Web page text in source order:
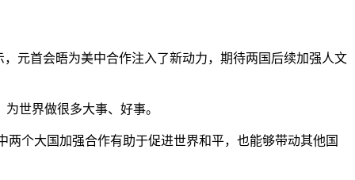
，元首会晤为美中合作注入了新动力，期待两国后续加强人文
世界做很多大事、好事。
个大国加强合作有助于促进世界和平，也能够带动其他国